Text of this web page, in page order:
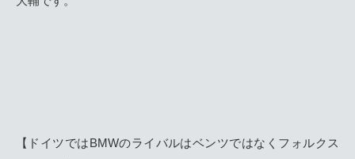
【ドイツではBMWのライバルはベンツではなくフォルクス